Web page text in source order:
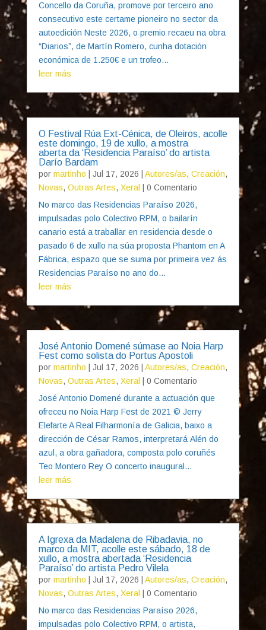
Concello da Coruña, promove por terceiro ano
consecutivo este certame pioneiro no sector da
autoedición Neste 2026, o premio recaeu na obra
“Diarios”, de Martín Romero, cunha dotación
económica de 1.250€ e un trofeo...
leer más
O Festival Rúa Ext-Cénica, de Oleiros, acolle
este domingo, 19 de xullo, a mostra
aberta da ‘Residencia Paraíso’ do artista
Darío Bardam
por martinho Jul 17, 2026 Autores/as, Creación,
Novas, Outras Artes, Xeral
| 0 Comentario
No marco das Residencias Paraíso 2026,
impulsadas polo Colectivo RPM, o bailarín
canario está a traballar en residencia desde o
pasado 6 de xullo na súa proposta Phantom en A
Fábrica, espazo que se suma por primeira vez ás
Residencias Paraíso no ano do...
leer más
José Antonio Domené súmase ao Noia Harp
Fest como solista do Portus Apostoli
por martinho Jul 17, 2026 Autores/as, Creación,
Novas, Outras Artes, Xeral
| 0 Comentario
José Antonio Domené durante a actuación que
ofreceu no Noia Harp Fest de 2021 © Jerry
Elefarte A Real Filharmonía de Galicia, baixo a
dirección de César Ramos, interpretará Alén do
azul, a obra gañadora, composta polo coruñés
Teo Montero Rey O concerto inaugural...
leer más
A Igrexa da Madalena de Ribadavia, no
marco da MIT, acolle este sábado, 18 de
xullo, a mostra abertada ‘Residencia
Paraíso’ do artista Pedro Vilela
por martinho Jul 17, 2026 Autores/as, Creación,
Novas, Outras Artes, Xeral
| 0 Comentario
No marco das Residencias Paraíso 2026,
impulsadas polo Colectivo RPM, o artista,